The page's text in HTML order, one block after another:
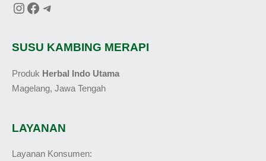
SUSU KAMBING MERAPI
Produk Herbal Indo Utama
Magelang, Jawa Tengah
LAYANAN
Layanan Konsumen: